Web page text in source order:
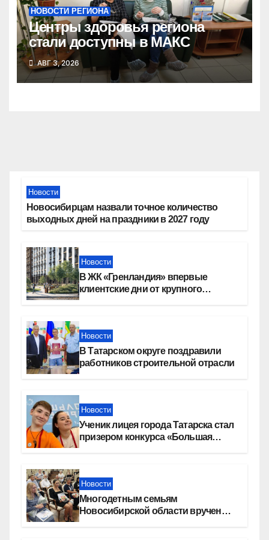
НОВОСТИ РЕГИОНА
Центры здоровья региона
стали доступны в МАКС
АВГ 3, 2026
Новости
Новосибирцам назвали точное количество
выходных дней на праздники в 2027 году
Новости
В ЖК «Гренландия» впервые
клиентские дни от крупного
Новости
В Татарском округе поздравили
работников строительной отрасли
Новости
Ученик лицея города Татарска стал
призером конкурса «Большая
Новости
Многодетным семьям
Новосибирской области вручены